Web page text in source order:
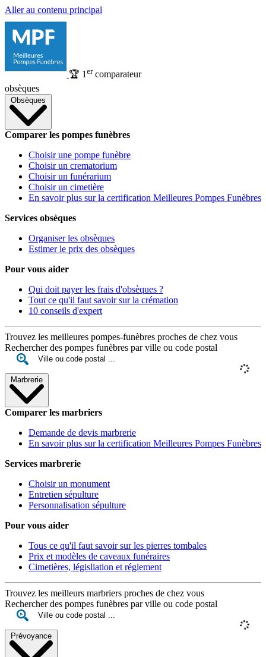
Aller au contenu principal
🏆 1 ercomparateur
obsèques
Obsèques
Comparer les pompes funèbres
Choisir une pompe funèbre
Choisir un crematorium
Choisir un funérarium
Choisir un cimetière
En savoir plus sur la certification Meilleures Pompes Funèbres
Services obsèques
Organiser les obsèques
Estimer le prix des obsèques
Pour vous aider
Qui doit payer les frais d'obsèques ?
Tout ce qu'il faut savoir sur la crémation
10 conseils d'expert
Trouvez les meilleures pompes-funèbres proches de chez vous
Rechercher des pompes funèbres par ville ou code postal
Marbrerie
Comparer les marbriers
Demande de devis marbrerie
En savoir plus sur la certification Meilleures Pompes Funèbres
Services marbrerie
Choisir un monument
Entretien sépulture
Personnalisation sépulture
Pour vous aider
Tous ce qu'il faut savoir sur les pierres tombales
Prix et modèles de caveaux funéraires
Cimetières, législiation et réglement
Trouvez les meilleurs marbriers proches de chez vous
Rechercher des pompes funèbres par ville ou code postal
Prévoyance